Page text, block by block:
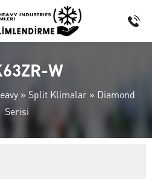
W
» Split Klimalar » Diamond
Serisi